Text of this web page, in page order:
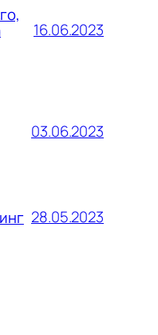
16.06.2023
03.06.2023
28.05.2023